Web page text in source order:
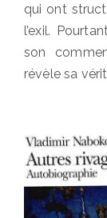
qui ont
l’exil.
son
révèle sa